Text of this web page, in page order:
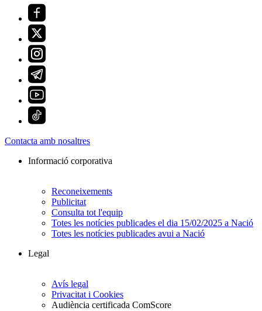
Contacta amb nosaltres
Informació corporativa
Reconeixements
Publicitat
Consulta tot l'equip
Totes les notícies publicades el dia 15/02/2025 a Nació
Totes les notícies publicades avui a Nació
Legal
Avís legal
Privacitat i Cookies
Audiència certificada ComScore